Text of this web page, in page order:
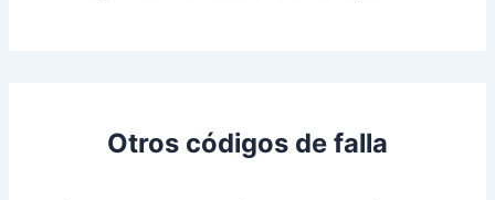
Otros códigos de falla